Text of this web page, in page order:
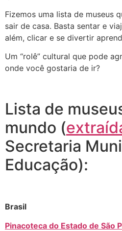
Fizemos uma lista de museus
sair de casa. Basta sentar e
além, clicar e se divertir
Um “rolê” cultural que pode
onde você gostaria de ir?
Lista de
mundo (
Secretaria
Educação):
Brasil
Pinacoteca do Estado de São